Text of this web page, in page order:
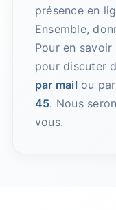
présence en
Ensemble,
Pour en
pour discuter
par mail ou
45. Nous
vous.